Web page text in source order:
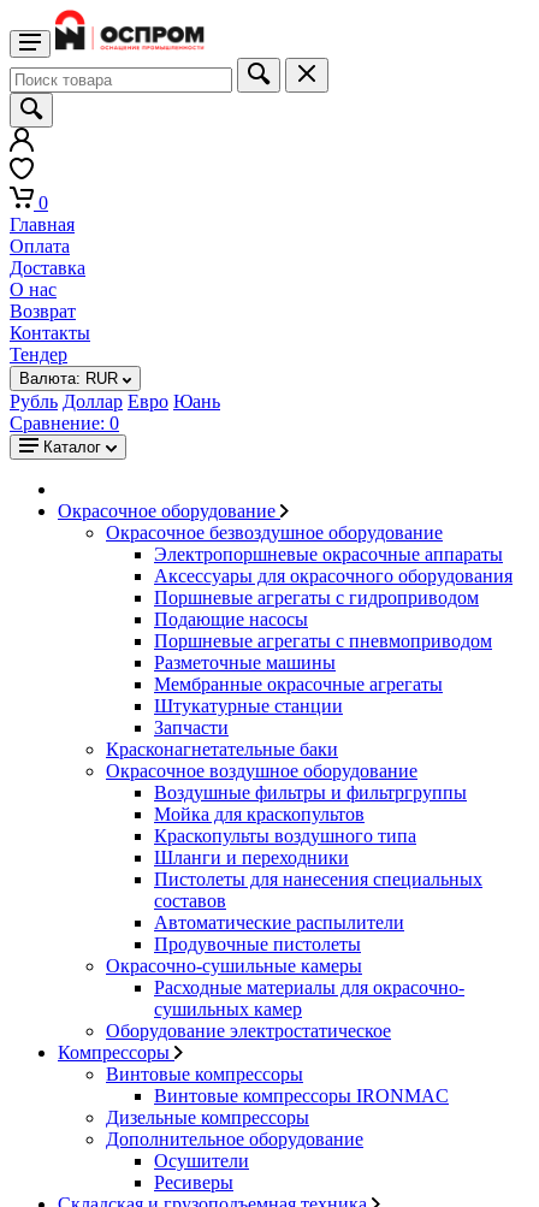
0
Главная
Оплата
Доставка
О нас
Возврат
Контакты
Тендер
Валюта: RUR
Рубль Доллар Евро Юань
Сравнение: 0
Каталог
Окрасочное оборудование
Окрасочное безвоздушное оборудование
Электропоршневые окрасочные аппараты
Аксессуары для окрасочного оборудования
Поршневые агрегаты с гидроприводом
Подающие насосы
Поршневые агрегаты с пневмоприводом
Разметочные машины
Мембранные окрасочные агрегаты
Штукатурные станции
Запчасти
Красконагнетательные баки
Окрасочное воздушное оборудование
Воздушные фильтры и фильтргруппы
Мойка для краскопультов
Краскопульты воздушного типа
Шланги и переходники
Пистолеты для нанесения специальных
составов
Автоматические распылители
Продувочные пистолеты
Окрасочно-сушильные камеры
Расходные материалы для окрасочно-
сушильных камер
Оборудование электростатическое
Компрессоры
Винтовые компрессоры
Винтовые компрессоры IRONMAC
Дизельные компрессоры
Дополнительное оборудование
Осушители
Ресиверы